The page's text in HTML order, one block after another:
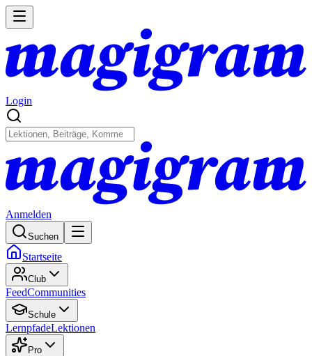
Login
Anmelden
Suchen
Startseite
Club
FeedCommunities
Schule
LernpfadeLektionen
Pro